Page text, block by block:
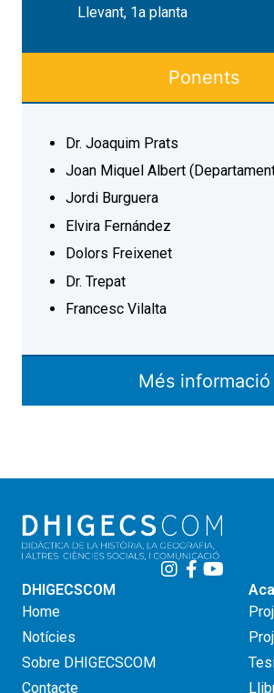
Llevant, 1a planta
Ponents
Més informació
Dr. Joaquim Prats
Joan Miquel Albert
Jordi Burguera
Elvira Fernández
Dolors Freixenet
Dr. Trepat
Francesc Vilalta
DHIGECSCOM
Home
Notícies
Sobre DHIGECSCOM
Contacte